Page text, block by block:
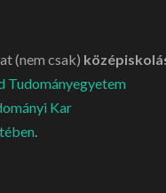
(nem csak)
Tudományegyetem
Kar
.